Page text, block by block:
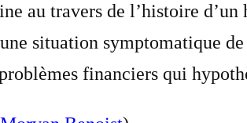
au travers de l’histoire
situation symptomatique
financiers qui